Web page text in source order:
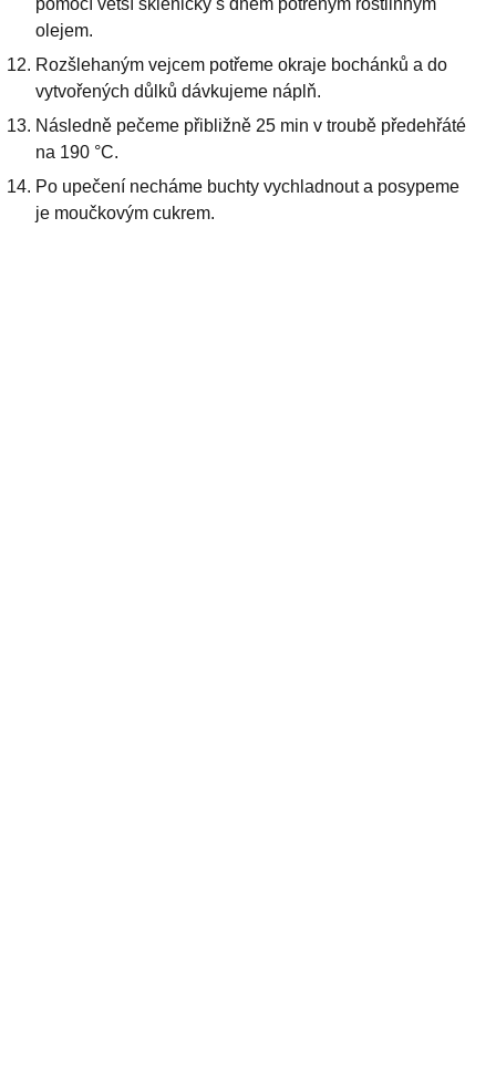
pomocí větší skleničky s dnem potřeným rostlinným
olejem.
Rozšlehaným vejcem potřeme okraje bochánků a do
vytvořených důlků dávkujeme náplň.
Následně pečeme přibližně 25 min v troubě předehřáté
na 190 °C.
Po upečení necháme buchty vychladnout a posypeme
je moučkovým cukrem.